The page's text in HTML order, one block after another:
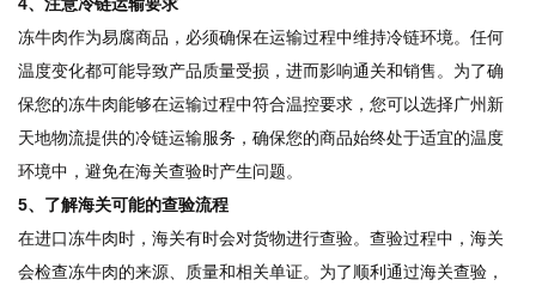
4、注意冷链运输要求
冻牛肉作为易腐商品，必须确保在运输过程中维持冷链环境。任何
温度变化都可能导致产品质量受损，进而影响通关和销售。为了确
保您的冻牛肉能够在运输过程中符合温控要求，您可以选择广州新
天地物流提供的冷链运输服务，确保您的商品始终处于适宜的温度
环境中，避免在海关查验时产生问题。
5、了解海关可能的查验流程
在进口冻牛肉时，海关有时会对货物进行查验。查验过程中，海关
会检查冻牛肉的来源、质量和相关单证。为了顺利通过海关查验，